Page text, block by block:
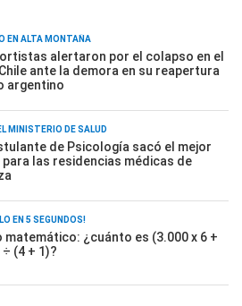
EN ALTA MONTAÑA
alertaron por el colapso en el
ante la demora en su reapertura
argentino
MINISTERIO DE SALUD
de Psicología sacó el mejor
para las residencias médicas de
EN 5 SEGUNDOS!
matemático: ¿cuánto es (3.000 x 6 +
(4 + 1)?